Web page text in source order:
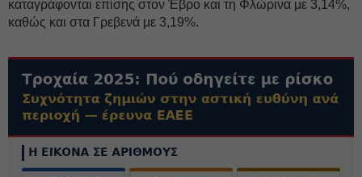
καταγράφονται επίσης στον Έβρο και τη Φλώρινα με 3,14%,
καθώς και στα Γρεβενά με 3,19%.